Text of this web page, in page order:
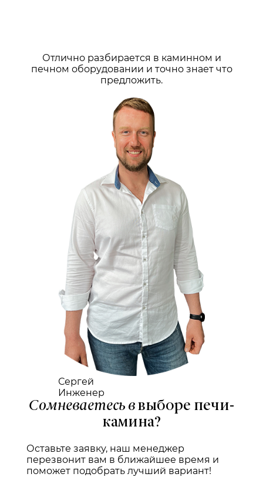
Отлично разбирается в каминном и
печном оборудовании и точно знает что
предложить.
Сергей
Инженер
Сомневаетесь в выборе печи-
камина?
Оставьте заявку, наш менеджер
перезвонит вам в ближайшее время и
поможет подобрать лучший вариант!